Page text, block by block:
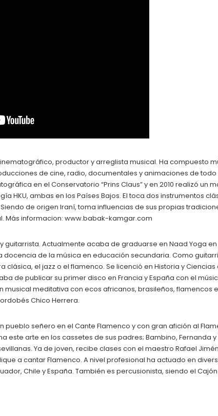
productor y arreglista musical. Ha compuesto
de cine, radio, documentales y animaciones de todo
en el Conservatorio “Prins Claus” y en 2010 realizó un
HKU, ambas en los Países Bajos. El toca dos instrumentos
de origen Iraní, toma influencias de sus propias
Más informacion: www.babak-kamgar.com
y guitarrista. Actualmente acaba de graduarse en Naad Yoga
docencia de la música en educación secundaria. Como
clásica, el jazz o el flamenco. Se licenció en Historia y
de publicar su primer disco en Francia y España con el
musical meditativa con ecos africanos, brasileños, flamencos
Chico Herrera.
pueblo señero en el Cante Flamenco y con gran afición al
este arte en los cassetes de sus padres; Bambino, Fernanda
Ya de joven, recibe clases con el maestro Rafael
a cantar Flamenco. A nivel profesional ha actuado en
Chile y España. También es percusionista, siendo el